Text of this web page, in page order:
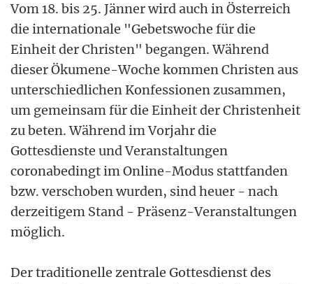
Vom 18. bis 25. Jänner wird auch in Österreich
die internationale "Gebetswoche für die
Einheit der Christen" begangen. Während
dieser Ökumene-Woche kommen Christen aus
unterschiedlichen Konfessionen zusammen,
um gemeinsam für die Einheit der Christenheit
zu beten. Während im Vorjahr die
Gottesdienste und Veranstaltungen
coronabedingt im Online-Modus stattfanden
bzw. verschoben wurden, sind heuer - nach
derzeitigem Stand - Präsenz-Veranstaltungen
möglich.
Der traditionelle zentrale Gottesdienst des